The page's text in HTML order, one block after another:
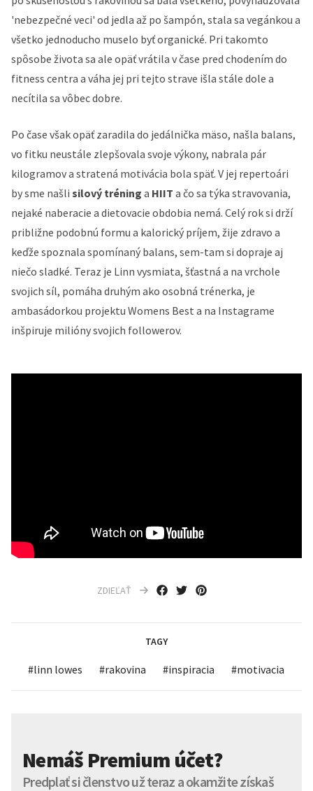
'nebezpečné veci' od jedla až po šampón, stala sa vegánkou a
všetko jednoducho muselo byť organické. Pri takomto
spôsobe života sa ale opäť vrátila v čase pred chodením do
fitness centra a váha jej pri tejto strave išla stále dole a
necítila sa vôbec dobre.
Po čase však opäť zaradila do jedálnička mäso, našla balans,
vo fitku neustále zlepšovala svoje výkony, nabrala pár
kilogramov a stratená motivácia bola späť. V jej repertoári
by sme našli silový tréning a HIIT a čo sa týka stravovania,
nejaké naberacie a dietovacie obdobia nemá. Celý rok si drží
približne podobnú formu a kalorický príjem, žije zdravo a
keďže spoznala spomínaný balans, sem-tam si dopraje aj
niečo sladké. Teraz je Linn vysmiata, šťastná a na vrchole
svojich síl, pomáha druhým ako osobná trénerka, je
ambasádorkou projektu Womens Best a na Instagrame
inšpiruje milióny svojich followerov.
ZDIEĽAŤ
TAGY
#linn lowes #rakovina #inspiracia #motivacia
Nemáš Premium účet?
Predplať si členstvo už teraz a okamžite získaš